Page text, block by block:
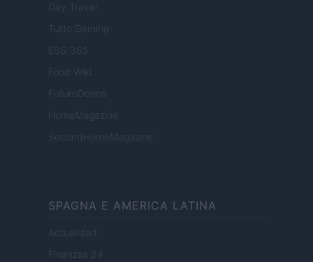
Day Travel
Tutto Gaming
ESG 365
Food Wiki
FuturoDonna
HomeMagazine
SecondHomeMagazine
SPAGNA E AMERICA LATINA
Actualidad
Finanzas 24